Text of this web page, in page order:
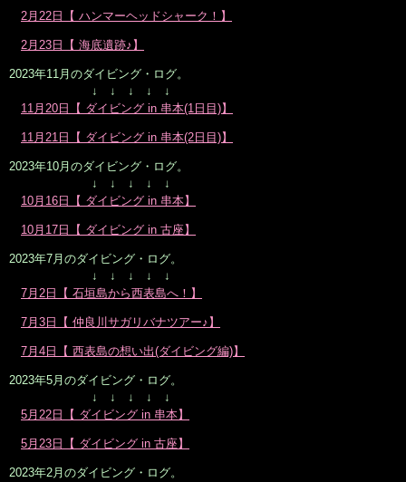
2月22日【 ハンマーヘッドシャーク！】
2月23日【 海底遺跡♪】
2023年11月のダイビング・ログ。
↓ ↓ ↓ ↓ ↓
11月20日【 ダイビング in 串本(1日目)】
11月21日【 ダイビング in 串本(2日目)】
2023年10月のダイビング・ログ。
↓ ↓ ↓ ↓ ↓
10月16日【 ダイビング in 串本】
10月17日【 ダイビング in 古座】
2023年7月のダイビング・ログ。
↓ ↓ ↓ ↓ ↓
7月2日【 石垣島から西表島へ！】
7月3日【 仲良川サガリバナツアー♪】
7月4日【 西表島の想い出(ダイビング編)】
2023年5月のダイビング・ログ。
↓ ↓ ↓ ↓ ↓
5月22日【 ダイビング in 串本】
5月23日【 ダイビング in 古座】
2023年2月のダイビング・ログ。